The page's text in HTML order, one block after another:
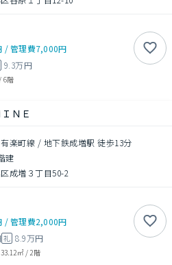
/管理費7,000円
9.3万円
/ 6階
ＮＥ
楽町線 / 地下鉄成増駅 徒歩13分
建
成増３丁目50-2
/管理費2,000円
礼 8.9万円
33.12㎡/ 2階